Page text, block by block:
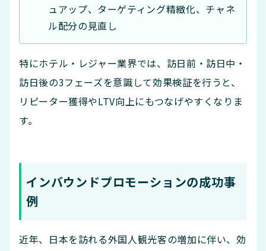
ュアップ、ターゲティング精緻化、チャネ
ル配分の見直し
特にホテル・レジャー業界では、訪日前・訪日中・
訪日後の3フェーズを意識して効果検証を行うと、
リピーター獲得やLTV向上にもつなげやすくなりま
す。
インバウンドプロモーションの成功事
例
近年、日本を訪れる外国人観光客の増加に伴い、効